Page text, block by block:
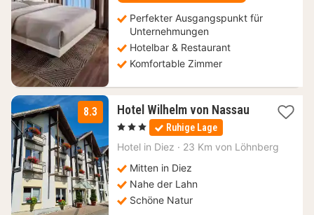
Perfekter Ausgangspunkt für
Unternehmungen
Hotelbar & Restaurant
Komfortable Zimmer
8.3 Hotel Wilhelm von Nassau1
125
, 3 Sterne Ruhige Lage
Hotel in Diez · 23 Km von Löhnberg
Mitten in Diez
Nahe der Lahn
Schöne Natur